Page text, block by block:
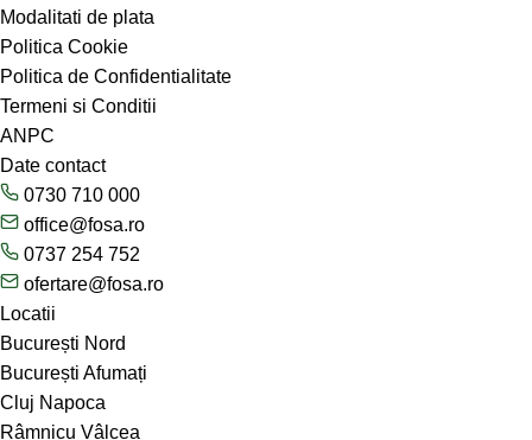
Modalitati de plata
Politica Cookie
Politica de Confidentialitate
Termeni si Conditii
ANPC
Date contact
0730 710 000
office@fosa.ro
0737 254 752
ofertare@fosa.ro
Locatii
București Nord
București Afumați
Cluj Napoca
Râmnicu Vâlcea